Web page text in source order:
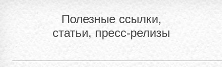
Полезные ссылки,
статьи, пресс-релизы